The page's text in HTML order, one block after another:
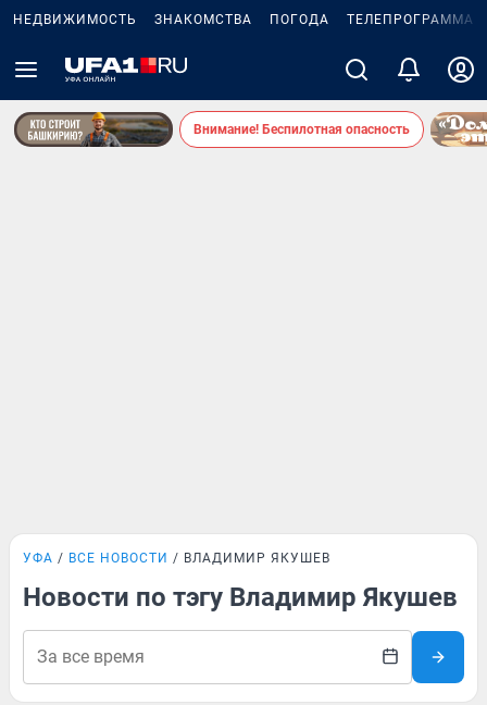
НЕДВИЖИМОСТЬ ЗНАКОМСТВА ПОГОДА ТЕЛЕПРОГРАММА
Внимание! Беспилотная опасность
УФА ВСЕ НОВОСТИ ВЛАДИМИР ЯКУШЕВ
Новости по тэгу Владимир Якушев